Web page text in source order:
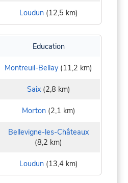
Loudun(12,5 km)
Education
Montreuil-Bellay (11,2 km)
Saix(2,8 km)
Morton(2,1 km)
Bellevigne-les-Châteaux
(8,2 km)
Loudun(13,4 km)